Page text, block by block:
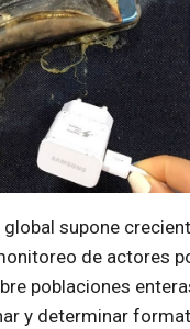
supone
de actores
poblaciones
y determinar